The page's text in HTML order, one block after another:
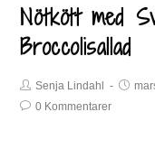
Nötkött med
Broccolisallad
Senja Lindahl
0 Kommentarer